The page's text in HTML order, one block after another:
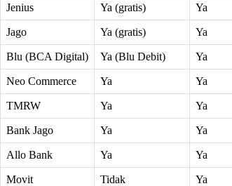
Jenius Ya (gratis) Ya
Jago Ya (gratis) Ya
Blu (BCA Digital) Ya (Blu Debit) Ya
Neo Commerce Ya Ya
TMRW Ya Ya
Bank Jago Ya Ya
Allo Bank Ya Ya
Movit Tidak Ya